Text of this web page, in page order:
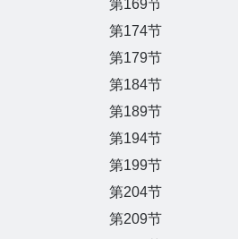
第169节
第174节
第179节
第184节
第189节
第194节
第199节
第204节
第209节